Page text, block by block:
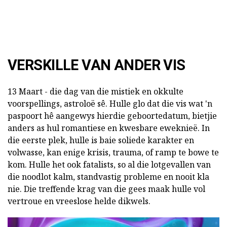
VERSKILLE VAN ANDER VIS
13 Maart - die dag van die mistiek en okkulte
voorspellings, astroloë sê. Hulle glo dat die vis wat 'n
paspoort hê aangewys hierdie geboortedatum, bietjie
anders as hul romantiese en kwesbare eweknieë. In
die eerste plek, hulle is baie soliede karakter en
volwasse, kan enige krisis, trauma, of ramp te bowe te
kom. Hulle het ook fatalists, so al die lotgevallen van
die noodlot kalm, standvastig probleme en nooit kla
nie. Die treffende krag van die gees maak hulle vol
vertroue en vreeslose helde dikwels.